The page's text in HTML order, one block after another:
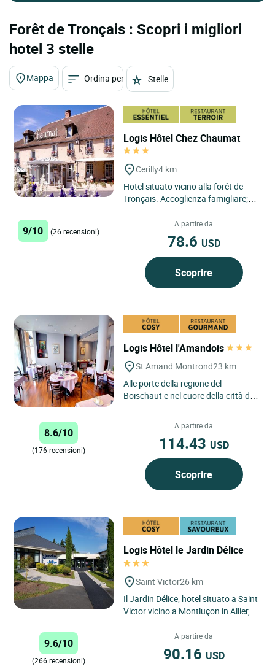
Forêt de Tronçais : Scopri i migliori
hotel 3 stelle
Mappa Ordina per Stelle
Logis Hôtel Chez Chaumat
Cerilly4 km
Hotel situato vicino alla forêt de
Tronçais. Accoglienza famigliare;
ogni le sfaccettature...
9/10 (26 recensioni)
A partire da
78.6 USD
Scoprire
Logis Hôtel l'Amandois
St Amand Montrond23 km
Alle porte della regione del
Boischaut e nel cuore della città di
ristorante l’AMANDOIS...
8.6/10
(176 recensioni)
A partire da
114.43 USD
Scoprire
Logis Hôtel le Jardin Délice
Saint Victor26 km
Il Jardin Délice, hotel situato a Saint
Victor vicino a Montluçon in Allier, vi
9.6/10
(266 recensioni)
A partire da
90.16 USD